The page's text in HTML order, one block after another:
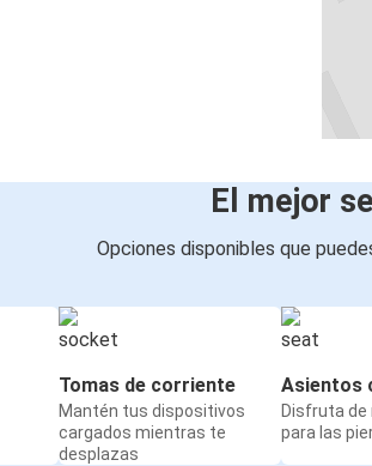
El mejor
Opciones disponibles que
Tomas de corriente
Mantén tus dispositivos
cargados mientras te
desplazas
Asientos
Disfruta de
para las